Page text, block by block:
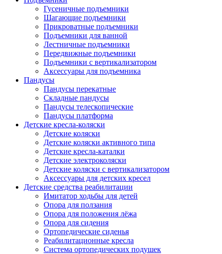
Гусеничные подъемники
Шагающие подъемники
Прикроватные подъемники
Подъемники для ванной
Лестничные подъемники
Передвижные подъемники
Подъемники с вертикализатором
Аксессуары для подъемника
Пандусы
Пандусы перекатные
Складные пандусы
Пандусы телескопические
Пандусы платформа
Детские кресла-коляски
Детские коляски
Детские коляски активного типа
Детские кресла-каталки
Детские электроколяски
Детские коляски с вертикализатором
Аксессуары для детских кресел
Детские средства реабилитации
Имитатор ходьбы для детей
Опора для ползания
Опора для положения лёжа
Опора для сидения
Ортопедические сиденья
Реабилитационные кресла
Система ортопедических подушек